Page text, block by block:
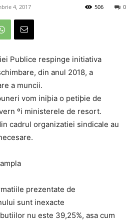
4, 2017 0
506
Publice respinge initiativa
din anul 2018, a
a muncii.
vom iniþia o petiþie de
ºi ministerele de resort.
cadrul organizatiei sindicale au
prezentate de
sunt inexacte
nu este 39,25%, asa cum